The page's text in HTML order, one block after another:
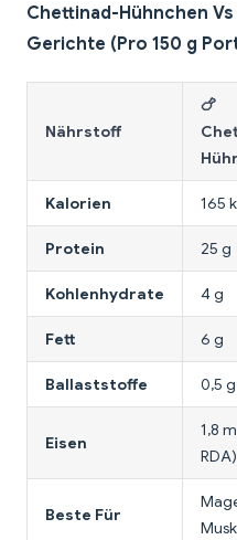
Chettinad-Hühnchen
Gerichte (Pro 150 g
Nährstoff
🍗
Kalorien 165
Protein 25 g
Kohlenhydrate 4 g
Fett 6 g
Ballaststoffe 0,5 g
Eisen
1,8
RDA)
Beste Für